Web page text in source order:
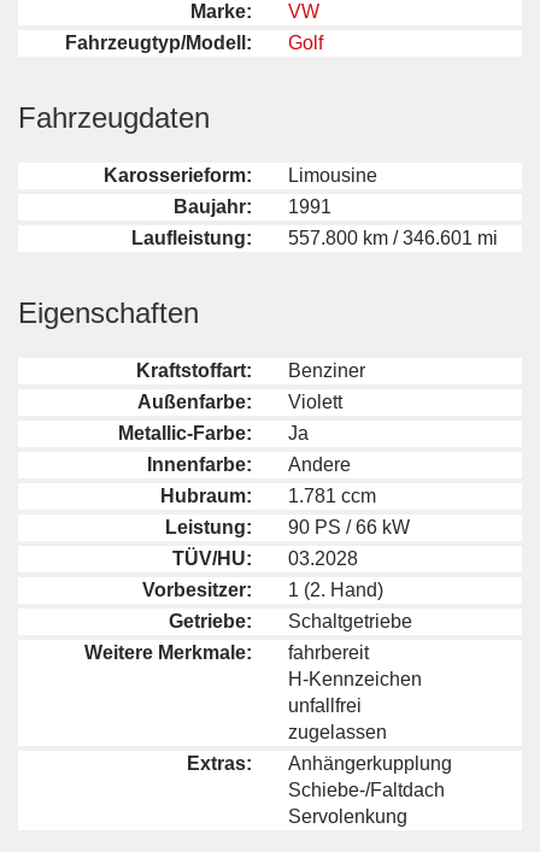
Marke:
VW
Fahrzeugtyp/Modell:
Golf
Fahrzeugdaten
Karosserieform:
Limousine
Baujahr:
1991
Laufleistung:
557.800 km / 346.601 mi
Eigenschaften
Kraftstoffart:
Benziner
Außenfarbe:
Violett
Metallic-Farbe:
Ja
Innenfarbe:
Andere
Hubraum:
1.781 ccm
Leistung:
90 PS / 66 kW
TÜV/HU:
03.2028
Vorbesitzer:
1 (2. Hand)
Getriebe:
Schaltgetriebe
Weitere Merkmale:
fahrbereit
H-Kennzeichen
unfallfrei
zugelassen
Extras:
Anhängerkupplung
Schiebe-/Faltdach
Servolenkung